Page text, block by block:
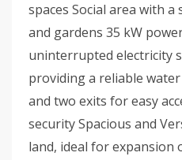
spaces Social area with
and gardens 35 kW
uninterrupted electricity
providing a reliable
and two exits for easy
security Spacious and
land, ideal for expansion